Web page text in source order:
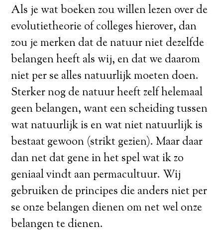
Als je wat boeken zou willen lezen over de
evolutietheorie of colleges hierover, dan
zou je merken dat de natuur niet dezelfde
belangen heeft als wij, en dat we daarom
niet per se alles natuurlijk moeten doen.
Sterker nog de natuur heeft zelf helemaal
geen belangen, want een scheiding tussen
wat natuurlijk is en wat niet natuurlijk is
bestaat gewoon (strikt gezien). Maar daar
dan net dat gene in het spel wat ik zo
geniaal vindt aan permacultuur. Wij
gebruiken de principes die anders niet per
se onze belangen dienen om net wel onze
belangen te dienen.